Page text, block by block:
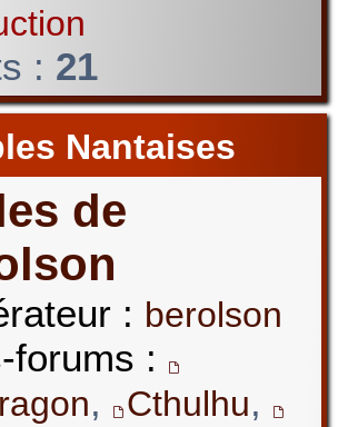
: 21
Nantaises
de
: berolson
forums :
, Cthulhu,